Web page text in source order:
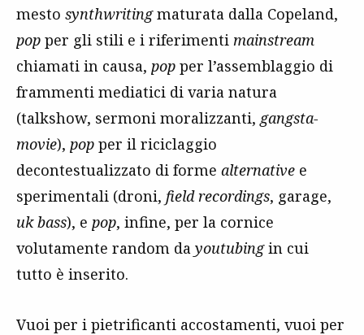
mesto synthwritingmaturata dalla Copeland,
pop per gli stili e i riferimenti mainstream
chiamati in causa, pop per l’assemblaggio di
frammenti mediatici di varia natura
(talkshow, sermoni moralizzanti, gangsta-
movie), pop per il riciclaggio
decontestualizzato di forme alternative e
sperimentali (droni, field recordings, garage,
uk bass), e pop, infine, per la cornice
volutamente random da youtubingin cui
tutto è inserito.
Vuoi per i pietrificanti accostamenti, vuoi per